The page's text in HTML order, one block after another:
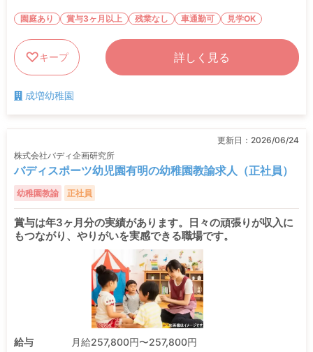
園庭あり 賞与3ヶ月以上 残業なし 車通勤可 見学OK
キープ 詳しく見る
成増幼稚園
更新日： 2026/06/24
株式会社バディ企画研究所
バディスポーツ幼児園有明の幼稚園教諭求人（正社員）
幼稚園教諭 正社員
賞与は年3ヶ月分の実績があります。日々の頑張りが収入に
もつながり、やりがいを実感できる職場です。
給与
月給257,800円〜257,800円